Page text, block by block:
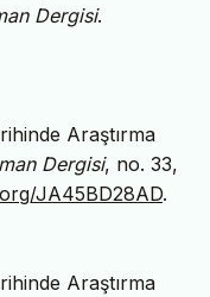
Dergisi.
Araştırma
Dergisi, no. 33,
JA45BD28AD.
Araştırma